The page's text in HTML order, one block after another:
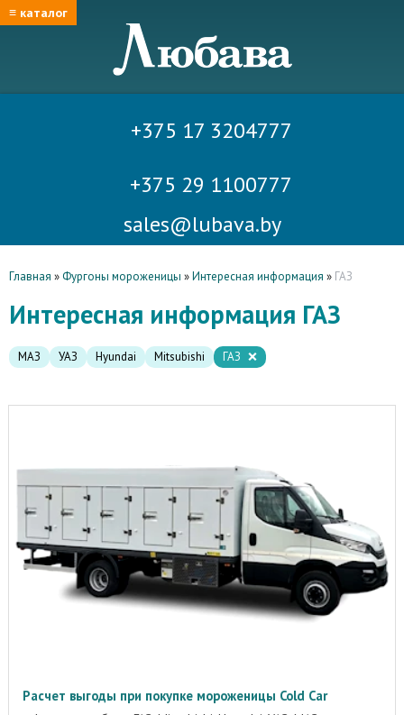
≡ каталог
+375 17 3204777
+375 29 1100777
sales@lubava.by
Главная »Фургоны мороженицы »Интересная информация » ГАЗ
Интересная информация ГАЗ
МАЗ УАЗ Hyundai Mitsubishi ГАЗ
Расчет выгоды при покупке мороженицы Cold Car